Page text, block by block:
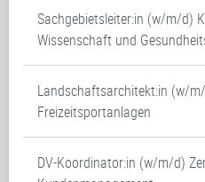
Sachgebietsleiter:in (w/m/d)
Wissenschaft und
Landschaftsarchitekt:in (w/
Freizeitsportanlagen
DV-Koordinator:in (w/m/d)